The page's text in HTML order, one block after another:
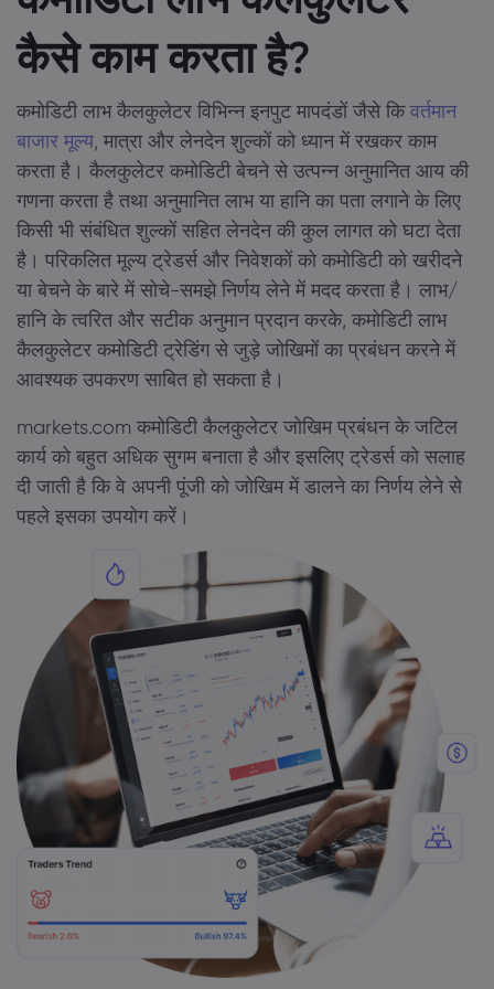
कैसे काम करता है?
कमोडिटी लाभ कैलकुलेटर विभिन्न इनपुट मापदंडों जैसे किवर्तमान
बाजार मूल्य, मात्रा और लेनदेन शुल्कों को ध्यान में रखकर काम
करता है। कैलकुलेटर कमोडिटी बेचने से उत्पन्न अनुमानित आय की
गणना करता है तथा अनुमानित लाभ या हानि का पता लगाने के लिए
किसी भी संबंधित शुल्कों सहित लेनदेन की कुल लागत को घटा देता
है। परिकलित मूल्य ट्रेडर्स और निवेशकों को कमोडिटी को खरीदने
या बेचने के बारे में सोचे-समझे निर्णय लेने में मदद करता है। लाभ/
हानि के त्वरित और सटीक अनुमान प्रदान करके, कमोडिटी लाभ
कैलकुलेटर कमोडिटी ट्रेडिंग से जुड़े जोखिमों का प्रबंधन करने में
आवश्यक उपकरण साबित हो सकता है।
markets.com कमोडिटी कैलकुलेटर जोखिम प्रबंधन के जटिल
कार्य को बहुत अधिक सुगम बनाता है और इसलिए ट्रेडर्स को सलाह
दी जाती है कि वे अपनी पूंजी को जोखिम में डालने का निर्णय लेने से
पहले इसका उपयोग करें।